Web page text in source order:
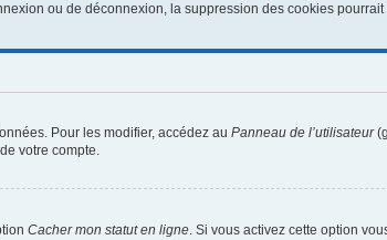
ou de déconnexion, la suppression des cookies
Pour les modifier, accédez au Panneau de l’utilisateur
votre compte.
Cacher mon statut en ligne. Si vous activez cette option